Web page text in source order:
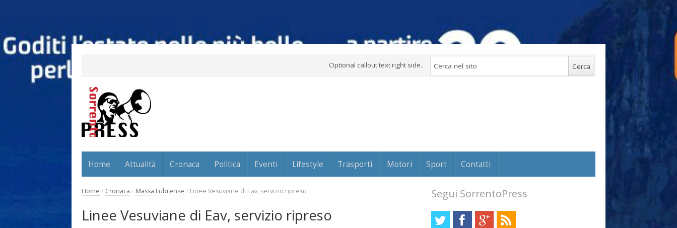
Optional callout text right side.
Home Attualità Cronaca Politica Eventi Lifestyle Trasporti Motori Sport Contatti
Home / Cronaca / Massa Lubrense / Linee Vesuviane di Eav, servizio ripreso
Linee Vesuviane di Eav, servizio ripreso
Segui SorrentoPress